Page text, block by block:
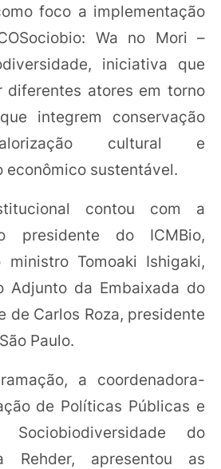
foco a implementação
Wa no Mori –
iniciativa que
diferentes atores em torno
integrem conservação
cultural e
econômico sustentável.
contou com a
presidente do ICMBio,
Tomoaki Ishigaki,
Adjunto da Embaixada do
de Carlos Roza, presidente
Paulo.
a coordenadora-
de Políticas Públicas e
Sociobiodiversidade do
Rehder, apresentou as